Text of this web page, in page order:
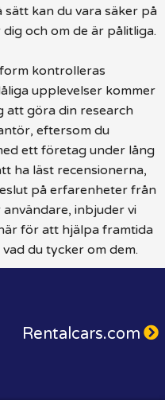
kan du vara säker på
och om de är pålitliga.
kontrolleras
upplevelser kommer
att göra din research
eftersom du
ett företag under lång
ha läst recensionerna,
på erfarenheter från
inbjuder vi
för att hjälpa framtida
du tycker om dem.
Rentalcars.com